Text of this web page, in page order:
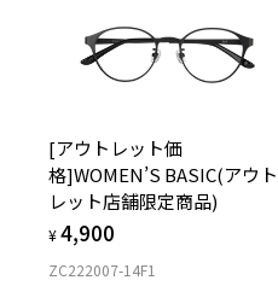
[アウトレット価
格]WOMEN’S BASIC(アウト
レット店舗限定商品)
¥4,900
ZC222007-14F1